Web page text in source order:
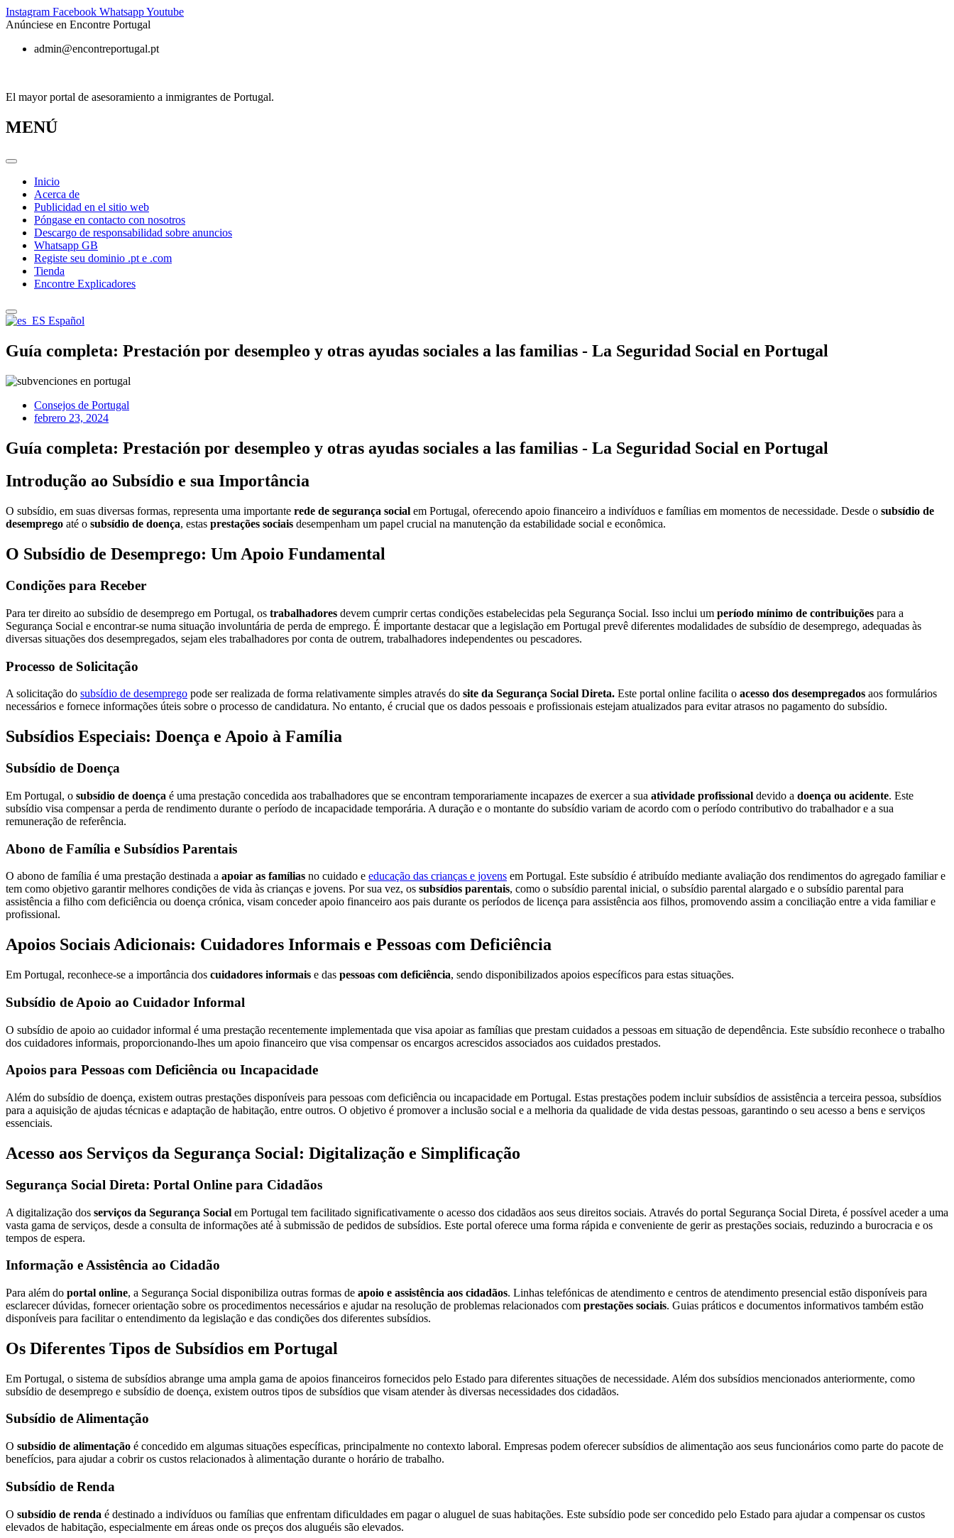
Ir
al
Instagram Facebook WhatsappYoutube
Anúnciese en Encontre Portugal
admin@encontreportugal.pt
El mayor portal de asesoramiento a inmigrantes de Portugal.
MENÚ
Inicio
Acerca de
Publicidad en el sitio web
Póngase en contacto con nosotros
Descargo de responsabilidad sobre anuncios
Whatsapp GB
Registe seu dominio .pt e .com
Tienda
Encontre Explicadores
Español
Guía completa: Prestación por desempleo y otras ayudas sociales a las familias - La Seguridad Social en Portugal
Consejos de Portugal
febrero 23, 2024
Guía completa: Prestación por desempleo y otras ayudas sociales a las familias - La Seguridad Social en Portugal
Introdução ao Subsídio e sua Importância
O subsídio, em suas diversas formas, representa uma importante rede de segurança social em Portugal, oferecendo apoio financeiro a indivíduos e famílias em momentos de necessidade. Desde o subsídio de
desemprego até o subsídio de doença, estas prestações sociais desempenham um papel crucial na manutenção da estabilidade social e econômica.
O Subsídio de Desemprego: Um Apoio Fundamental
Condições para Receber
Para ter direito ao subsídio de desemprego em Portugal, os trabalhadores devem cumprir certas condições estabelecidas pela Segurança Social. Isso inclui um período mínimo de contribuições para a
Segurança Social e encontrar-se numa situação involuntária de perda de emprego. É importante destacar que a legislação em Portugal prevê diferentes modalidades de subsídio de desemprego, adequadas às
diversas situações dos desempregados, sejam eles trabalhadores por conta de outrem, trabalhadores independentes ou pescadores.
Processo de Solicitação
A solicitação do subsídio de desemprego pode ser realizada de forma relativamente simples através do site da Segurança Social Direta. Este portal online facilita o acesso dos desempregados aos formulários
necessários e fornece informações úteis sobre o processo de candidatura. No entanto, é crucial que os dados pessoais e profissionais estejam atualizados para evitar atrasos no pagamento do subsídio.
Subsídios Especiais: Doença e Apoio à Família
Subsídio de Doença
Em Portugal, o subsídio de doença é uma prestação concedida aos trabalhadores que se encontram temporariamente incapazes de exercer a sua atividade profissional devido a doença ou acidente. Este
subsídio visa compensar a perda de rendimento durante o período de incapacidade temporária. A duração e o montante do subsídio variam de acordo com o período contributivo do trabalhador e a sua
remuneração de referência.
Abono de Família e Subsídios Parentais
O abono de família é uma prestação destinada a apoiar as famílias no cuidado e educação das crianças e jovens em Portugal. Este subsídio é atribuído mediante avaliação dos rendimentos do agregado familiar e
tem como objetivo garantir melhores condições de vida às crianças e jovens. Por sua vez, os subsídios parentais, como o subsídio parental inicial, o subsídio parental alargado e o subsídio parental para
assistência a filho com deficiência ou doença crónica, visam conceder apoio financeiro aos pais durante os períodos de licença para assistência aos filhos, promovendo assim a conciliação entre a vida familiar e
profissional.
Apoios Sociais Adicionais: Cuidadores Informais e Pessoas com Deficiência
Em Portugal, reconhece-se a importância dos cuidadores informais e das pessoas com deficiência, sendo disponibilizados apoios específicos para estas situações.
Subsídio de Apoio ao Cuidador Informal
O subsídio de apoio ao cuidador informal é uma prestação recentemente implementada que visa apoiar as famílias que prestam cuidados a pessoas em situação de dependência. Este subsídio reconhece o trabalho
dos cuidadores informais, proporcionando-lhes um apoio financeiro que visa compensar os encargos acrescidos associados aos cuidados prestados.
Apoios para Pessoas com Deficiência ou Incapacidade
Além do subsídio de doença, existem outras prestações disponíveis para pessoas com deficiência ou incapacidade em Portugal. Estas prestações podem incluir subsídios de assistência a terceira pessoa, subsídios
para a aquisição de ajudas técnicas e adaptação de habitação, entre outros. O objetivo é promover a inclusão social e a melhoria da qualidade de vida destas pessoas, garantindo o seu acesso a bens e serviços
essenciais.
Acesso aos Serviços da Segurança Social: Digitalização e Simplificação
Segurança Social Direta: Portal Online para Cidadãos
A digitalização dos serviços da Segurança Social em Portugal tem facilitado significativamente o acesso dos cidadãos aos seus direitos sociais. Através do portal Segurança Social Direta, é possível aceder a uma
vasta gama de serviços, desde a consulta de informações até à submissão de pedidos de subsídios. Este portal oferece uma forma rápida e conveniente de gerir as prestações sociais, reduzindo a burocracia e os
tempos de espera.
Informação e Assistência ao Cidadão
Para além do portal online, a Segurança Social disponibiliza outras formas de apoio e assistência aos cidadãos. Linhas telefónicas de atendimento e centros de atendimento presencial estão disponíveis para
esclarecer dúvidas, fornecer orientação sobre os procedimentos necessários e ajudar na resolução de problemas relacionados com prestações sociais. Guias práticos e documentos informativos também estão
disponíveis para facilitar o entendimento da legislação e das condições dos diferentes subsídios.
Os Diferentes Tipos de Subsídios em Portugal
Em Portugal, o sistema de subsídios abrange uma ampla gama de apoios financeiros fornecidos pelo Estado para diferentes situações de necessidade. Além dos subsídios mencionados anteriormente, como
subsídio de desemprego e subsídio de doença, existem outros tipos de subsídios que visam atender às diversas necessidades dos cidadãos.
Subsídio de Alimentação
O subsídio de alimentação é concedido em algumas situações específicas, principalmente no contexto laboral. Empresas podem oferecer subsídios de alimentação aos seus funcionários como parte do pacote de
benefícios, para ajudar a cobrir os custos relacionados à alimentação durante o horário de trabalho.
Subsídio de Renda
O subsídio de renda é destinado a indivíduos ou famílias que enfrentam dificuldades em pagar o aluguel de suas habitações. Este subsídio pode ser concedido pelo Estado para ajudar a compensar os custos
elevados de habitação, especialmente em áreas onde os preços dos aluguéis são elevados.